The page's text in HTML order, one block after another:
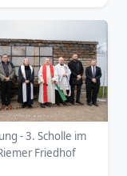
- 3. Scholle im
Friedhof